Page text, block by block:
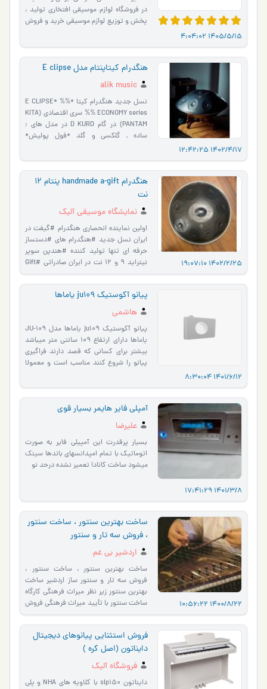
1405/5/15 4:04:02
در فروشگاه لوازم موسیقی افتخاری تولید ،
پخش و توزیع لوازم موسیقی خرید و فروش
1402/4/17 12:42:25
هنگدرام کیتاپنتام مدل E clipse
alik music
نسل جدید هنگدرام کیتا *E CLIPSE* %%
ECONOMY series %% سری اقتصادی (KITA
PANTAM) در گام D KURD در مدل های :
ساده , گلکسی و گلد *فول پولیش*
1402/2/25 19:07:10
هنگدرام handmade a-gift پنتام 12
نت
نمایشگاه موسیقی آلیک
اولین نماینده انحصاری هنگدرام #گیفت در
ایران نسل جدید #هنگدرام های #دستساز
حرفه ای تنها تولید کننده #هندپن سوپر
نیتراید 9 و 12 نت در ایران صادراتی #Gift
فروش به شرط تایی�…
1401/6/12 8:30:04
پیانو آکوستیک ju109 یاماها
هاشمی
پیانو آکوستیک ju109 یاماها مدل JU-109
یاماها دارای ارتفاع 109 سانتی متر میباشد
بیشتر برای کسانی که قصد دارند فراگیری
پیانو را شروع کنند مناسب است و معمولا
1401/3/8 17:41:29
آمپلی فایر هایمر بسیار قوی
علیرضا
بسیار پرقدرت این آمپیلی فایر به صورت
اتوماتیک با تمام امپدانسهای باندها سینک
میشود ساخت کانادا تعمیر نشده درحد نو
1400/8/22 10:56:22
ساخت بهترین سنتور ، ساخت سنتور
، فروش سه تار و سنتور
اردشیر بی غم
ساخت بهترین سنتور ، ساخت سنتور ،
فروش سه تار و سنتور ساز اردشیر ساخت
بهترین سنتور زیر نظر میراث فرهنگی کارگاه
ساخت سنتور با تأیید میراث فرهنگی فروش
سنتور و ساز دهنی ب�…
فروش استثنایی پیانوهای دیجیتال
دایناتون (اصل کره )
فروشگاه آلیک
دایناتون slp150 با کلاویه های NHA و پلی